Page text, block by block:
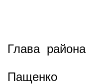
Глава района
Пащенко